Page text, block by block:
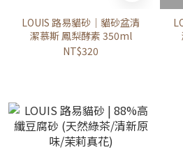
LOUIS 路易貓砂｜貓砂盆清
潔慕斯 鳳梨酵素 350ml
NT$320